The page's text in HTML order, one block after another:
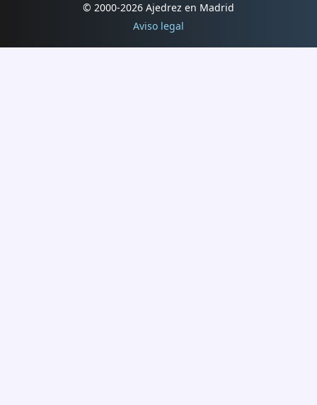
© 2000-2026 Ajedrez en Madrid
Aviso legal